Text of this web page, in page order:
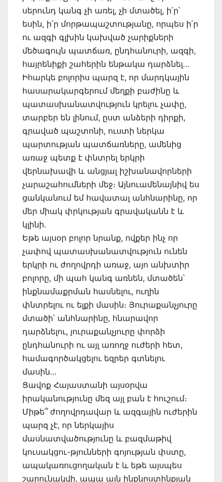
սերունդ կանգ չի առել, չի մտածել, ի՛ր՝
եսին, ի՛ր մորթապաշտությանը, որպես ի՛ր
ու ազգի գլխին կախված չարիքների
մեծագույն պատճառ, ընդհանուրի, ազգի,
հայրենիքի շահերին ենթակա դարձնել…
Իհարկե բոլորիս պարզ է, որ մարդկային
հասարակարգերում մեղքի բաժինը և
պատասխանատվություն կրելու չափը,
տարբեր են լինում, ըստ անձերի դիրքի,
գրաված պաշտոնի, ուստի ներկա
պարտության պատճառները, ամենից
առաջ պետք է փնտրել երկրի
վերնախավի և անցյալ իշխանավորների
չարաշահումների մեջ։ Այնուամենայնիվ ես
ցանկանում եմ հավատալ անհնարինը, որ
մեր միակ փրկության գրավականն է և
կլինի.
Եթե այսօր բոլոր նրանք, ովքեր ինչ որ
չափով պատասխանատվություն ունեն
երկրի ու ժողովրդի առաջ, այո անխտիր
բոլորը, մի պահ կանգ առնեն, մտածեն՝
ինքնամաքրման հասնելու, ուղին
փնտրելու ու ելքի մասին։ Յուրաքանչյուրը
մտածի՝ անհնարինը, հնարավոր
դարձնելու, յուրաքանչյուրը փորձի
ընդհանուրի ու այլ առողջ ուժերի հետ,
համագործակցելու եզրեր գտնելու
մասին…
Ցավոք Հայաստանի այսօրվա
իրականությունը մեզ այլ բան է հուշում։
Միթե՞ ժողովրդավար և ազգային ուժերին
պարզ չէ, որ ներկայիս
մասնատվածությունը և բազմաթիվ
կուսակցու-թյունների գոյության փստը,
ապակառուցողական է և եթե այսպես
շարունակվի, ապա այն ինքնըստինքյան